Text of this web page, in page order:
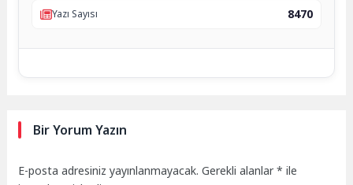
Yazı Sayısı
8470
Bir Yorum Yazın
E-posta adresiniz yayınlanmayacak. Gerekli alanlar* ile